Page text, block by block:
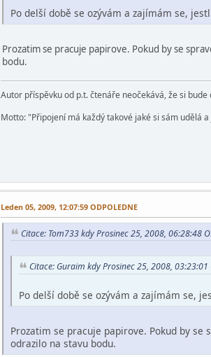
Po delší době se ozývám a zajímám se,
Prozatim se pracuje papirove. Pokud by se
bodu.
Autor příspěvku od p.t. čtenáře neočekává, že si
Motto: "Připojení má každý takové jaké si sám udělá
Leden 05, 2009, 12:07:59 ODPOLEDNE
Citace: Tom733 kdy Prosinec 25, 2008, 06:28:48
Citace: Guraim kdy Prosinec 25, 2008, 03:23:01
Po delší době se ozývám a zajímám se,
Prozatim se pracuje papirove. Pokud by
odrazilo na stavu bodu.